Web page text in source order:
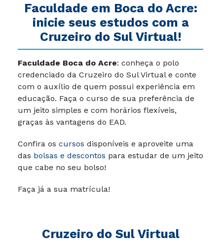
Faculdade em Boca do Acre:
inicie seus estudos com a
Cruzeiro do Sul Virtual!
Faculdade Boca do Acre: conheça o polo
credenciado da Cruzeiro do Sul Virtual e conte
com o auxílio de quem possui experiência em
educação. Faça o curso de sua preferência de
um jeito simples e com horários flexíveis,
graças às vantagens do EAD.
Confira os cursos disponíveis e aproveite uma
das bolsas e descontos para estudar de um jeito
que cabe no seu bolso!
Faça já a sua matrícula!
Cruzeiro do Sul Virtual